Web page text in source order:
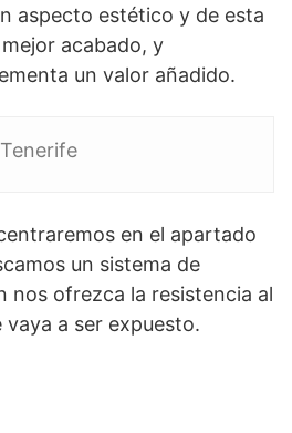
aspecto estético y de esta
acabado, y
un valor añadido.
en el apartado
un sistema de
nos ofrezca la resistencia al
a ser expuesto.